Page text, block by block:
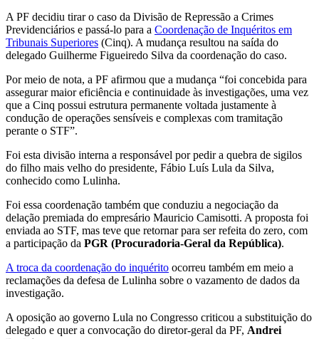
A PF decidiu tirar o caso da Divisão de Repressão a Crimes
Previdenciários e passá-lo para a Coordenação de Inquéritos em
Tribunais Superiores (Cinq). A mudança resultou na saída do
delegado Guilherme Figueiredo Silva da coordenação do caso.
Por meio de nota, a PF afirmou que a mudança “foi concebida para
assegurar maior eficiência e continuidade às investigações, uma vez
que a Cinq possui estrutura permanente voltada justamente à
condução de operações sensíveis e complexas com tramitação
perante o STF”.
Foi esta divisão interna a responsável por pedir a quebra de sigilos
do filho mais velho do presidente, Fábio Luís Lula da Silva,
conhecido como Lulinha.
Foi essa coordenação também que conduziu a negociação da
delação premiada do empresário Mauricio Camisotti. A proposta foi
enviada ao STF, mas teve que retornar para ser refeita do zero, com
a participação da PGR (Procuradoria-Geral da República).
A troca da coordenação do inquérito ocorreu também em meio a
reclamações da defesa de Lulinha sobre o vazamento de dados da
investigação.
A oposição ao governo Lula no Congresso criticou a substituição do
delegado e quer a convocação do diretor-geral da PF, Andrei